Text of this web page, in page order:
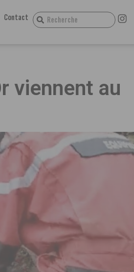
Contact
viennent au